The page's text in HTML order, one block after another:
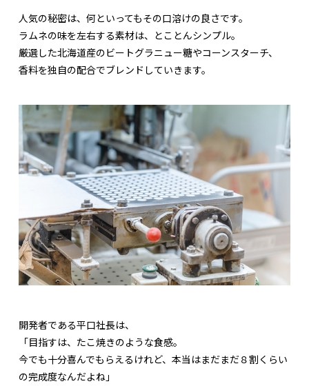
人気の秘密は、何といってもその口溶けの良さです。
ラムネの味を左右する素材は、とことんシンプル。
厳選した北海道産のビートグラニュー糖やコーンスターチ、
香料を独自の配合でブレンドしていきます。
開発者である平口社長は、
「目指すは、たこ焼きのような食感。
今でも十分喜んでもらえるけれど、本当はまだまだ８割くらい
の完成度なんだよね」